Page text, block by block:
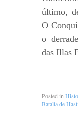
último,
O
o
das Illas
Posted in
Batalla de